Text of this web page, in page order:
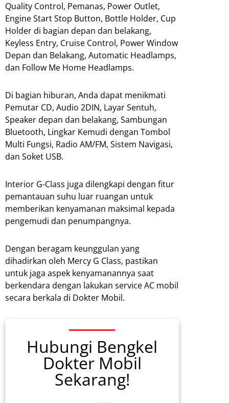
Quality Control, Pemanas, Power Outlet,
Engine Start Stop Button, Bottle Holder, Cup
Holder di bagian depan dan belakang,
Keyless Entry, Cruise Control, Power Window
Depan dan Belakang, Automatic Headlamps,
dan Follow Me Home Headlamps.
Di bagian hiburan, Anda dapat menikmati
Pemutar CD, Audio 2DIN, Layar Sentuh,
Speaker depan dan belakang, Sambungan
Bluetooth, Lingkar Kemudi dengan Tombol
Multi Fungsi, Radio AM/FM, Sistem Navigasi,
dan Soket USB.
Interior G-Class juga dilengkapi dengan fitur
pemantauan suhu luar ruangan untuk
memberikan kenyamanan maksimal kepada
pengemudi dan penumpangnya.
Dengan beragam keunggulan yang
dihadirkan oleh Mercy G Class, pastikan
untuk jaga aspek kenyamanannya saat
berkendara dengan lakukan service AC mobil
secara berkala di Dokter Mobil.
Hubungi Bengkel
Dokter Mobil
Sekarang!